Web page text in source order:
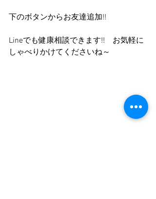
下のボタンからお友達追加!!
Lineでも健康相談できます!!　お気軽に
しゃべりかけてくださいね～